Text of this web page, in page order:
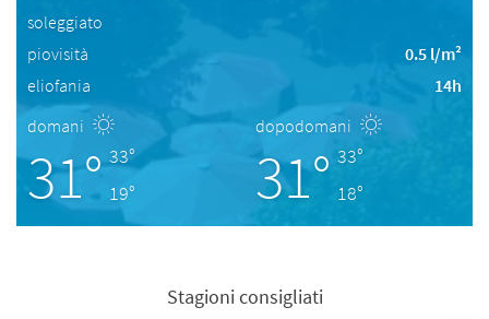
soleggiato
piovisità
0.5 l/m²
eliofania
14h
domani
31° 33°
19°
dopodomani
31° 33°
18°
Stagioni consigliati